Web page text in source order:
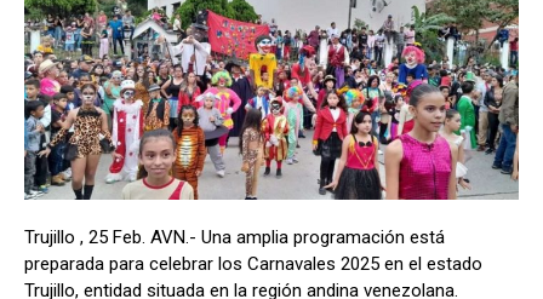
Trujillo , 25 Feb. AVN.- Una amplia programación está
preparada para celebrar los Carnavales 2025 en el estado
Trujillo, entidad situada en la región andina venezolana.